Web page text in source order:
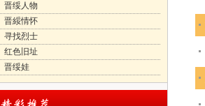
晋绥人物
晋綏情怀
寻找烈士
红色旧址
晋绥娃